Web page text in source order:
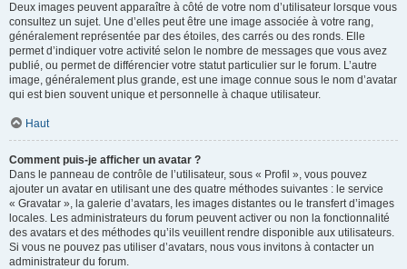
Deux images peuvent apparaître à côté de votre nom d’utilisateur lorsque vous
consultez un sujet. Une d’elles peut être une image associée à votre rang,
généralement représentée par des étoiles, des carrés ou des ronds. Elle
permet d’indiquer votre activité selon le nombre de messages que vous avez
publié, ou permet de différencier votre statut particulier sur le forum. L’autre
image, généralement plus grande, est une image connue sous le nom d’avatar
qui est bien souvent unique et personnelle à chaque utilisateur.
Haut
Comment puis-je afficher un avatar ?
Dans le panneau de contrôle de l’utilisateur, sous « Profil », vous pouvez
ajouter un avatar en utilisant une des quatre méthodes suivantes : le service
« Gravatar », la galerie d’avatars, les images distantes ou le transfert d’images
locales. Les administrateurs du forum peuvent activer ou non la fonctionnalité
des avatars et des méthodes qu’ils veuillent rendre disponible aux utilisateurs.
Si vous ne pouvez pas utiliser d’avatars, nous vous invitons à contacter un
administrateur du forum.